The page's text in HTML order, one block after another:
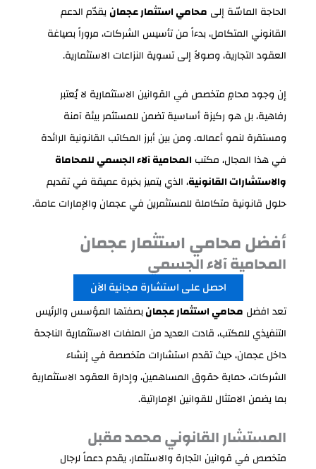
الحاجة الماسّة إلى محامي استثمار عجمانيقدّم الدعم
القانوني المتكامل، بدءاً من تأسيس الشركات، مروراً بصياغة
العقود التجارية، وصولاً إلى تسوية النزاعات الاستثمارية.
إن وجود محامٍ متخصص في القوانين الاستثمارية لا يُعتبر
رفاهية، بل هو ركيزة أساسية تضمن للمستثمر بيئة آمنة
ومستقرة لنمو أعماله. ومن بين أبرز المكاتب القانونية الرائدة
في هذا المجال، مكتب المحامية آلاء الجسمي للمحاماة
والاستشارات القانونية، الذي يتميز بخبرة عميقة في تقديم
حلول قانونية متكاملة للمستثمرين في عجمان والإمارات عامة.
أفضل محامي استثمار عجمان
المحامية آلاء الجسمي
احصل على استشارة مجانية الآن
تعد افضل محامي استثمار عجمانبصفتها المؤسس والرئيس
التنفيذي للمكتب، قادت العديد من الملفات الاستثمارية الناجحة
داخل عجمان، حيث تقدم استشارات متخصصة في إنشاء
الشركات، حماية حقوق المساهمين، وإدارة العقود الاستثمارية
بما يضمن الامتثال للقوانين الإماراتية.
المستشار القانوني محمد مقبل
متخصص في قوانين التجارة والاستثمار، يقدم دعماً لرجال